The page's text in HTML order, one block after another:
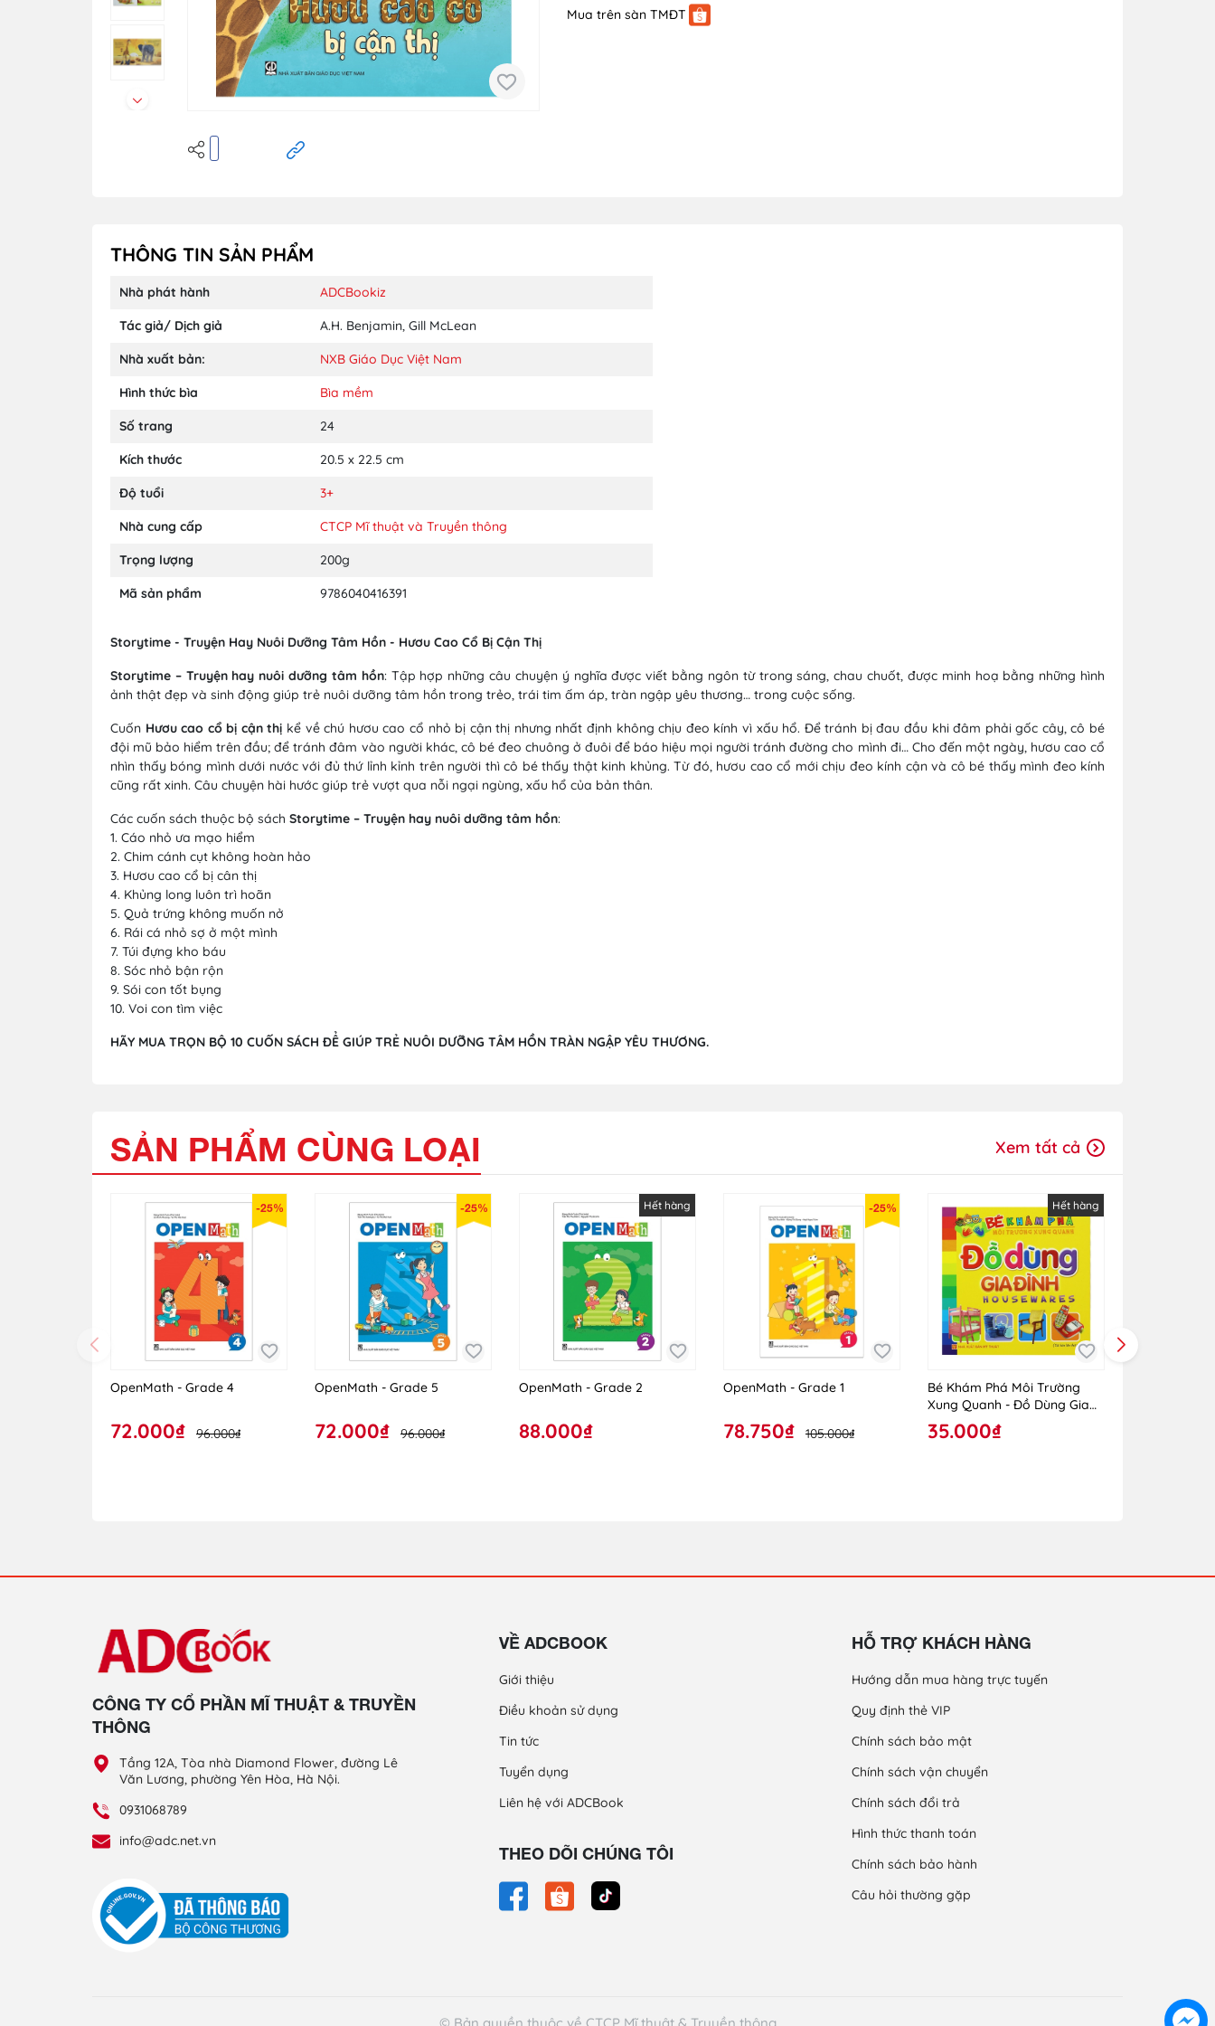
Mua trên sàn TMĐT
THÔNG TIN SẢN PHẨM
Nhà phát hành ADCBookiz
Tác giả/ Dịch giả A.H. Benjamin, Gill McLean
Nhà xuất bản: NXB Giáo Dục Việt Nam
Hình thức bìa Bìa mềm
Số trang 24
Kích thước 20.5 x 22.5 cm
Độ tuổi 3+
Nhà cung cấp CTCP Mĩ thuật và Truyền thông
Trọng lượng 200g
Mã sản phẩm 9786040416391
Storytime - Truyện Hay Nuôi Dưỡng Tâm Hồn - Hươu Cao Cổ Bị Cận Thị
Storytime – Truyện hay nuôi dưỡng tâm hồn: Tập hợp những câu chuyện ý nghĩa được viết bằng ngôn từ trong sáng, chau chuốt, được minh hoạ bằng những hình
ảnh thật đẹp và sinh động giúp trẻ nuôi dưỡng tâm hồn trong trẻo, trái tim ấm áp, tràn ngập yêu thương… trong cuộc sống.
Cuốn Hươu cao cổ bị cận thị kể về chú hươu cao cổ nhỏ bị cận thị nhưng nhất định không chịu đeo kính vì xấu hổ. Để tránh bị đau đầu khi đâm phải gốc cây, cô bé
đội mũ bảo hiểm trên đầu; để tránh đâm vào người khác, cô bé đeo chuông ở đuôi để báo hiệu mọi người tránh đường cho mình đi… Cho đến một ngày, hươu cao cổ
nhìn thấy bóng mình dưới nước với đủ thứ lỉnh kỉnh trên người thì cô bé thấy thật kinh khủng. Từ đó, hươu cao cổ mới chịu đeo kính cận và cô bé thấy mình đeo kính
cũng rất xinh. Câu chuyện hài hước giúp trẻ vượt qua nỗi ngại ngùng, xấu hổ của bản thân.
Các cuốn sách thuộc bộ sách Storytime – Truyện hay nuôi dưỡng tâm hồn:
1. Cáo nhỏ ưa mạo hiểm
2. Chim cánh cụt không hoàn hảo
3. Hươu cao cổ bị cân thị
4. Khủng long luôn trì hoãn
5. Quả trứng không muốn nở
6. Rái cá nhỏ sợ ở một mình
7. Túi đựng kho báu
8. Sóc nhỏ bận rộn
9. Sói con tốt bụng
10. Voi con tìm việc
HÃY MUA TRỌN BỘ 10 CUỐN SÁCH ĐỂ GIÚP TRẺ NUÔI DƯỠNG TÂM HỒN TRÀN NGẬP YÊU THƯƠNG.
SẢN PHẨM CÙNG LOẠI Xem tất cả
-25%
OpenMath - Grade 4
72.000₫ 96.000₫
-25%
OpenMath - Grade 5
72.000₫ 96.000₫
Hết hàng
OpenMath - Grade 2
88.000₫
-25%
OpenMath - Grade 1
78.750₫ 105.000₫
Hết hàng
Bé Khám Phá Môi Trường
Xung Quanh - Đồ Dùng Gia
Đình
35.000₫
CÔNG TY CỔ PHẦN MĨ THUẬT & TRUYỀN
THÔNG
Tầng 12A, Tòa nhà Diamond Flower, đường Lê
Văn Lương, phường Yên Hòa, Hà Nội.
0931068789
info@adc.net.vn
VỀ ADCBOOK
Giới thiệu
Điều khoản sử dụng
Tin tức
Tuyển dụng
Liên hệ với ADCBook
THEO DÕI CHÚNG TÔI
HỖ TRỢ KHÁCH HÀNG
Hướng dẫn mua hàng trực tuyến
Quy định thẻ VIP
Chính sách bảo mật
Chính sách vận chuyển
Chính sách đổi trả
Hình thức thanh toán
Chính sách bảo hành
Câu hỏi thường gặp